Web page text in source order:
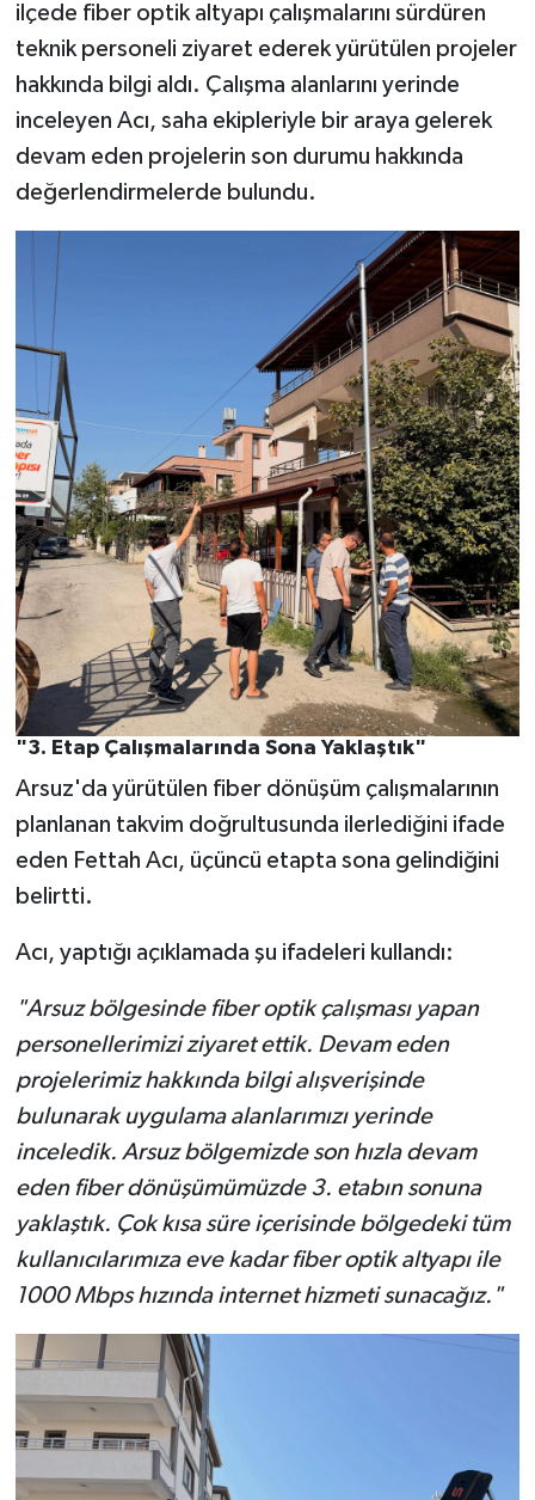
ilçede fiber optik altyapı çalışmalarını sürdüren
teknik personeli ziyaret ederek yürütülen projeler
hakkında bilgi aldı. Çalışma alanlarını yerinde
inceleyen Acı, saha ekipleriyle bir araya gelerek
devam eden projelerin son durumu hakkında
değerlendirmelerde bulundu.
"3. Etap Çalışmalarında Sona Yaklaştık"
Arsuz'da yürütülen fiber dönüşüm çalışmalarının
planlanan takvim doğrultusunda ilerlediğini ifade
eden Fettah Acı, üçüncü etapta sona gelindiğini
belirtti.
Acı, yaptığı açıklamada şu ifadeleri kullandı:
"Arsuz bölgesinde fiber optik çalışması yapan
personellerimizi ziyaret ettik. Devam eden
projelerimiz hakkında bilgi alışverişinde
bulunarak uygulama alanlarımızı yerinde
inceledik. Arsuz bölgemizde son hızla devam
eden fiber dönüşümümüzde 3. etabın sonuna
yaklaştık. Çok kısa süre içerisinde bölgedeki tüm
kullanıcılarımıza eve kadar fiber optik altyapı ile
1000 Mbps hızında internet hizmeti sunacağız."